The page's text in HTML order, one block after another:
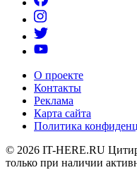
О проекте
Контакты
Реклама
Карта сайта
Политика
© 2026 IT-HERE.RU
только при наличии